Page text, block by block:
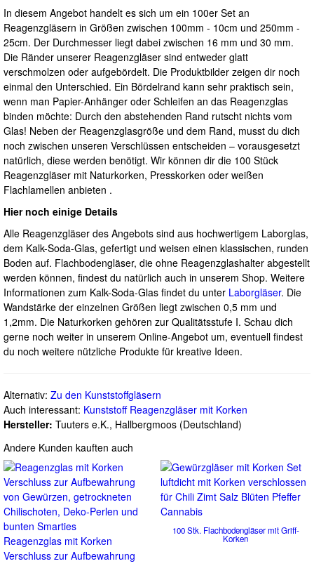
In diesem Angebot handelt es sich um ein 100er Set an
Reagenzgläsern in Größen zwischen 100mm - 10cm und 250mm -
25cm. Der Durchmesser liegt dabei zwischen 16 mm und 30 mm.
Die Ränder unserer Reagenzgläser sind entweder glatt
verschmolzen oder aufgebördelt. Die Produktbilder zeigen dir noch
einmal den Unterschied. Ein Bördelrand kann sehr praktisch sein,
wenn man Papier-Anhänger oder Schleifen an das Reagenzglas
binden möchte: Durch den abstehenden Rand rutscht nichts vom
Glas! Neben der Reagenzglasgröße und dem Rand, musst du dich
noch zwischen unseren Verschlüssen entscheiden – vorausgesetzt
natürlich, diese werden benötigt. Wir können dir die 100 Stück
Reagenzgläser mit Naturkorken, Presskorken oder weißen
Flachlamellen anbieten .
Hier noch einige Details
Alle Reagenzgläser des Angebots sind aus hochwertigem Laborglas,
dem Kalk-Soda-Glas, gefertigt und weisen einen klassischen, runden
Boden auf. Flachbodengläser, die ohne Reagenzglashalter abgestellt
werden können, findest du natürlich auch in unserem Shop. Weitere
Informationen zum Kalk-Soda-Glas findet du unter Laborgläser. Die
Wandstärke der einzelnen Größen liegt zwischen 0,5 mm und
1,2mm. Die Naturkorken gehören zur Qualitätsstufe I. Schau dich
gerne noch weiter in unserem Online-Angebot um, eventuell findest
du noch weitere nützliche Produkte für kreative Ideen.
Alternativ: Zu den Kunststoffgläsern
Auch interessant: Kunststoff Reagenzgläser mit Korken
Hersteller: Tuuters e.K., Hallbergmoos (Deutschland)
Andere Kunden kauften auch
Reagenzglas mit Korken
Verschluss zur Aufbewahrung
100 Stk. Flachbodengläser mit Griff-
Korken